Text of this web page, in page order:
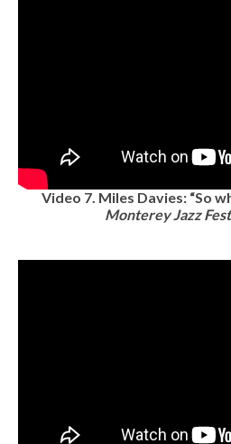
Video 7. Miles Davies: “So
Monterey Jazz